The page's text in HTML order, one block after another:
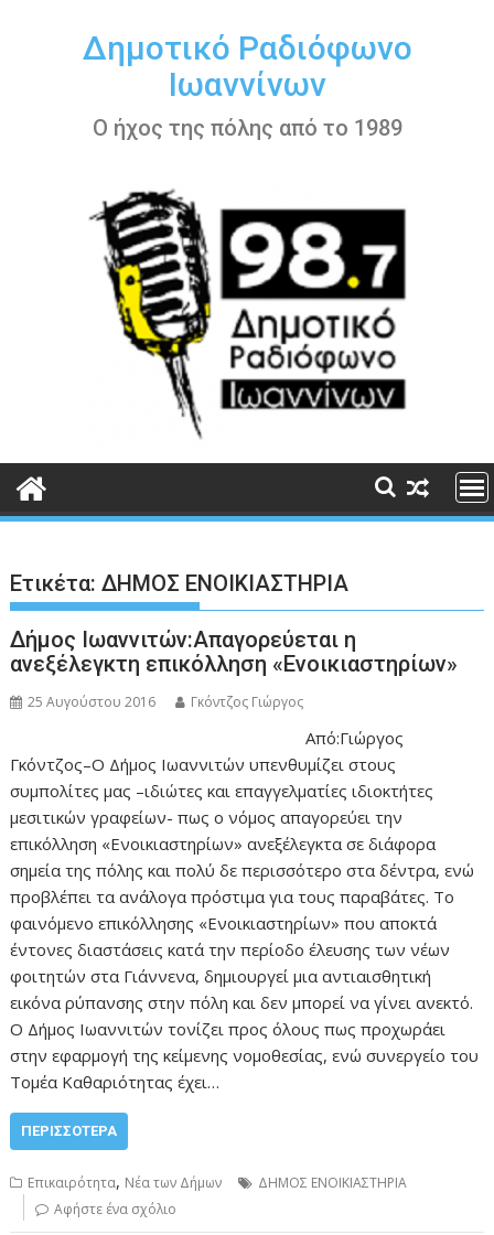
περιεχόμενοΔημοτικό Ραδιόφωνο
Ιωαννίνων
Ο ήχος της πόλης από το 1989
Ετικέτα:ΔΗΜΟΣ ΕΝΟΙΚΙΑΣΤΗΡΙΑ
Δήμος Ιωαννιτών:Απαγορεύεται η
ανεξέλεγκτη επικόλληση «Ενοικιαστηρίων»
25 Αυγούστου 2016 Γκόντζος Γιώργος
Από:Γιώργος
Γκόντζος–Ο Δήμος Ιωαννιτών υπενθυμίζει στους
συμπολίτες μας –ιδιώτες και επαγγελματίες ιδιοκτήτες
μεσιτικών γραφείων- πως ο νόμος απαγορεύει την
επικόλληση «Ενοικιαστηρίων» ανεξέλεγκτα σε διάφορα
σημεία της πόλης και πολύ δε περισσότερο στα δέντρα, ενώ
προβλέπει τα ανάλογα πρόστιμα για τους παραβάτες. Το
φαινόμενο επικόλλησης «Ενοικιαστηρίων» που αποκτά
έντονες διαστάσεις κατά την περίοδο έλευσης των νέων
φοιτητών στα Γιάννενα, δημιουργεί μια αντιαισθητική
εικόνα ρύπανσης στην πόλη και δεν μπορεί να γίνει ανεκτό.
Ο Δήμος Ιωαννιτών τονίζει προς όλους πως προχωράει
στην εφαρμογή της κείμενης νομοθεσίας, ενώ συνεργείο του
Τομέα Καθαριότητας έχει…
ΠΕΡΙΣΣΌΤΕΡΑ
Επικαιρότητα, Νέα των Δήμων
ΔΗΜΟΣ ΕΝΟΙΚΙΑΣΤΗΡΙΑ
Αφήστε ένα σχόλιο